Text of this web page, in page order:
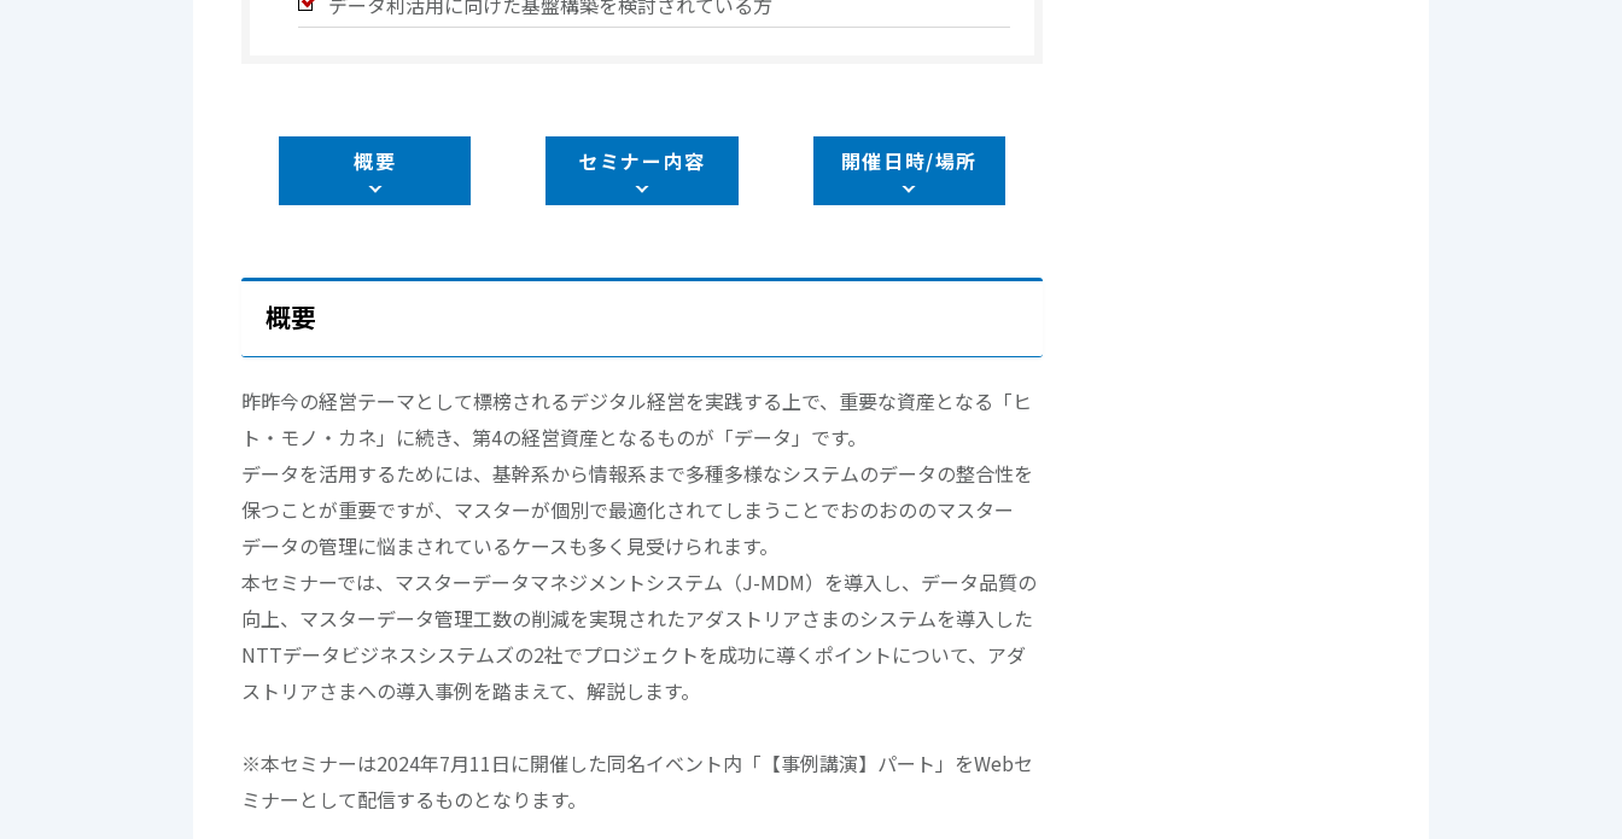
概要 セミナー内容 開催日時/場所
概要
昨昨今の経営テーマとして標榜されるデジタル経営を実践する上で、重要な資産となる「ヒ
ト・モノ・カネ」に続き、第4の経営資産となるものが「データ」です。
データを活用するためには、基幹系から情報系まで多種多様なシステムのデータの整合性を
保つことが重要ですが、マスターが個別で最適化されてしまうことでおのおののマスター
データの管理に悩まされているケースも多く見受けられます。
本セミナーでは、マスターデータマネジメントシステム（J-MDM）を導入し、データ品質の
向上、マスターデータ管理工数の削減を実現されたアダストリアさまのシステムを導入した
NTTデータビジネスシステムズの2社でプロジェクトを成功に導くポイントについて、アダ
ストリアさまへの導入事例を踏まえて、解説します。
※本セミナーは2024年7月11日に開催した同名イベント内「【事例講演】パート」をWebセ
ミナーとして配信するものとなります。